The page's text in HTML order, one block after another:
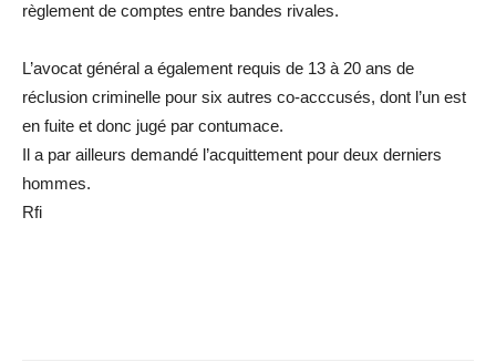
règlement de comptes entre bandes rivales.
L’avocat général a également requis de 13 à 20 ans de
réclusion criminelle pour six autres co-acccusés, dont l’un est
en fuite et donc jugé par contumace.
Il a par ailleurs demandé l’acquittement pour deux derniers
hommes.
Rfi